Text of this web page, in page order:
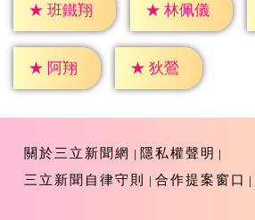
★ 班鐵翔 ★ 林佩儀
★ 阿翔 ★ 狄鶯
關於三立新聞網
隱私權聲明
三立新聞自律守則
合作提案窗口